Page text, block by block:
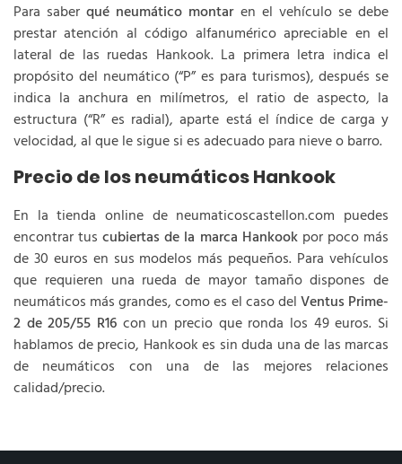
Para saberqué neumático montaren el vehículo se debe
prestar atención al código alfanumérico apreciable en el
lateral de las ruedas Hankook. La primera letra indica el
propósito del neumático (“P” es para turismos), después se
indica la anchura en milímetros, el ratio de aspecto, la
estructura (“R” es radial), aparte está el índice de carga y
velocidad, al que le sigue si es adecuado para nieve o barro.
Precio de los neumáticos Hankook
En la tienda online de neumaticoscastellon.com puedes
encontrar tuscubiertas de la marca Hankookpor poco más
de 30 euros en sus modelos más pequeños. Para vehículos
que requieren una rueda de mayor tamaño dispones de
neumáticos más grandes, como es el caso delVentus Prime-
2 de 205/55 R16 con un precio que ronda los 49 euros. Si
hablamos de precio, Hankook es sin duda una de las marcas
de neumáticos con una de las mejores relaciones
calidad/precio.